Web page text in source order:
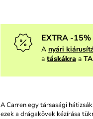
EXTRA -15%
A nyári
a táskákra a
A Carren egy társasági
ezek a drágakövek kézírása